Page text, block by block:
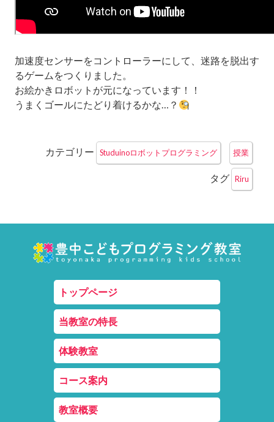
加速度センサーをコントローラーにして、迷路を脱出す
るゲームをつくりました。
お絵かきロボットが元になっています！！
うまくゴールにたどり着けるかな…？
カテゴリー Studuinoロボットプログラミング 授業
タグ Riru
トップページ
当教室の特長
体験教室
コース案内
教室概要